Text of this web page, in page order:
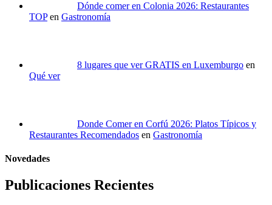
Dónde comer en Colonia 2026: Restaurantes
TOP en Gastronomía
8 lugares que ver GRATIS en Luxemburgo en
Qué ver
Donde Comer en Corfú 2026: Platos Típicos y
Restaurantes Recomendados en Gastronomía
Novedades
Publicaciones Recientes